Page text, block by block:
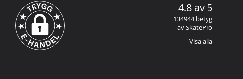
4.8 av 5
134944 betyg
av SkatePro
Visa alla